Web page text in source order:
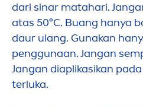
dari sinar matahari.
atas 50°C. Buang hanya
daur ulang. Gunakan
penggunaan. Jangan
Jangan diaplikasikan
terluka.